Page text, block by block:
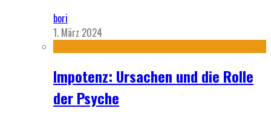
bori
1. März 2024
Impotenz: Ursachen und die Rolle
der Psyche